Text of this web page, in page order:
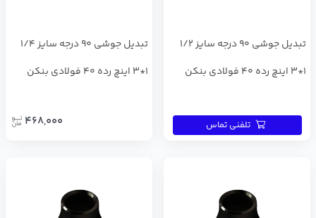
تبدیل جوشی 90 درجه سایز 1/2
1*3 اینچ رده 40 فولادی بنکن
تلفنی تماس
تبدیل جوشی 90 درجه سایز 1/4
1*3 اینچ رده 40 فولادی بنکن
468,000